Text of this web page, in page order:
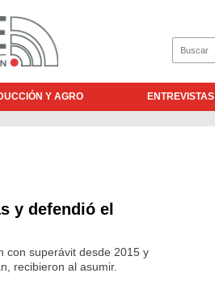
Y AGRO ENTREVISTAS
y defendió el
con superávit desde 2015 y
recibieron al asumir.